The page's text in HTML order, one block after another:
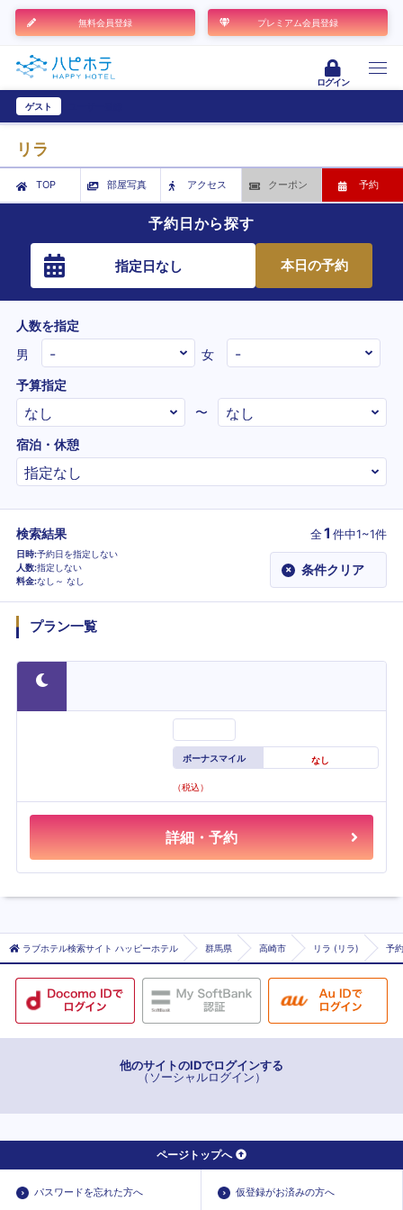
無料会員登録 プレミアム会員登録
ログイン
ゲスト
リラ
TOP 部屋写真 アクセス クーポン 予約
予約日から探す
指定日なし 本日の予約
人数を指定
男
女
予算指定
〜
宿泊・休憩
検索結果 全1 件中1~1件
日時 予約日を指定しない
人数 指定しない
料金 なし～ なし
× 条件クリア
プラン一覧
ボーナスマイル なし
（税込）
詳細・予約
ラブホテル検索サイト ハッピーホテル 群馬県 高崎市 リラ (リラ) 予
他のサイトのIDでログインする
（ソーシャルログイン）
ページトップへ
パスワードを忘れた方へ 仮登録がお済みの方へ